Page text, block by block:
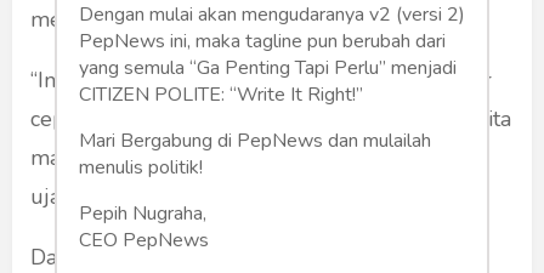
melalui jalur darat.
“Ini membuktikan bahwa alat-alat negara hadir
cepat. Negara kita kuat, negara kita utuh, dan kita
mampu mengatasi cobaan-cobaan besar,”
ujarnya disambut riuh hadirin.
Dalam pidatonya, Presiden Prabowo juga
Dengan mulai akan mengudaranya v2 (versi 2)
PepNews ini, maka tagline pun berubah dari
yang semula “Ga Penting Tapi Perlu” menjadi
CITIZEN POLITE: “Write It Right!”
Mari Bergabung di PepNews dan mulailah
menulis politik!
Pepih Nugraha,
CEO PepNews